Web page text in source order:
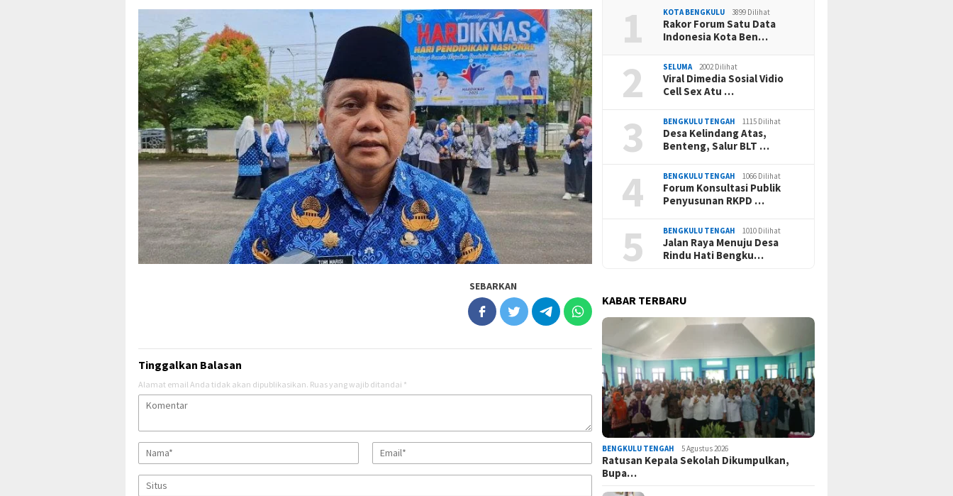
SEBARKAN
Tinggalkan Balasan
Alamat email Anda tidak akan dipublikasikan. Ruas yang wajib ditandai *
1 KOTA BENGKULU 3899 Dilihat
Rakor Forum Satu Data
Indonesia Kota Ben…
2 SELUMA 2002 Dilihat
Viral Dimedia Sosial Vidio
Cell Sex Atu …
3 BENGKULU TENGAH 1115 Dilihat
Desa Kelindang Atas,
Benteng, Salur BLT …
4 BENGKULU TENGAH 1066 Dilihat
Forum Konsultasi Publik
Penyusunan RKPD …
5 BENGKULU TENGAH 1010 Dilihat
Jalan Raya Menuju Desa
Rindu Hati Bengku…
KABAR TERBARU
BENGKULU TENGAH 5 Agustus 2026
Ratusan Kepala Sekolah Dikumpulkan,
Bupa…